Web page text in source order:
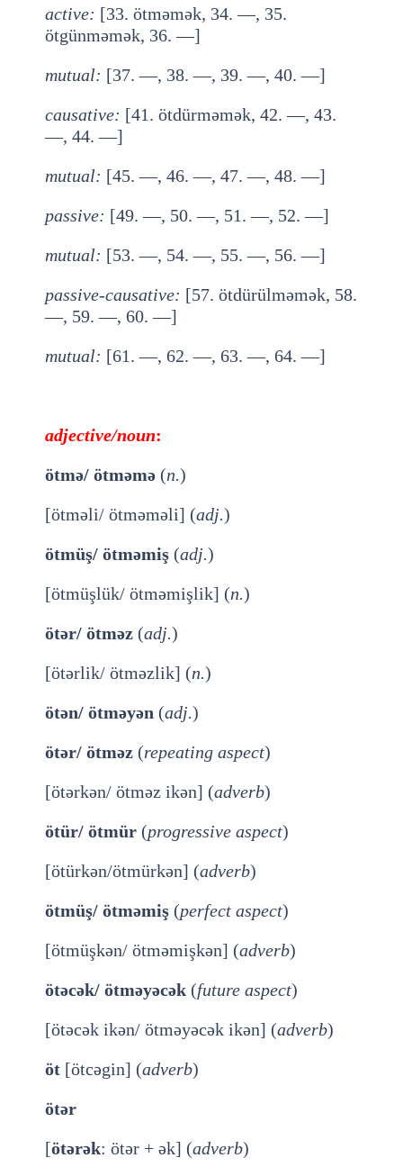
active: [33. ötməmək, 34. —, 35.
ötgünməmək, 36. —]
mutual: [37. —, 38. —, 39. —, 40. —]
causative: [41. ötdürməmək, 42. —, 43.
—, 44. —]
mutual: [45. —, 46. —, 47. —, 48. —]
passive: [49. —, 50. —, 51. —, 52. —]
mutual: [53. —, 54. —, 55. —, 56. —]
passive-causative: [57. ötdürülməmək, 58.
—, 59. —, 60. —]
mutual: [61. —, 62. —, 63. —, 64. —]
adjective/noun:
ötmə/ ötməmə (n.)
[ötməli/ ötməməli] (adj.)
ötmüş/ ötməmiş (adj.)
[ötmüşlük/ ötməmişlik] (n.)
ötər/ ötməz (adj.)
[ötərlik/ ötməzlik] (n.)
ötən/ ötməyən (adj.)
ötər/ ötməz (repeating aspect)
[ötərkən/ ötməz ikən] (adverb)
ötür/ ötmür (progressive aspect)
[ötürkən/ötmürkən] (adverb)
ötmüş/ ötməmiş (perfect aspect)
[ötmüşkən/ ötməmişkən] (adverb)
ötəcək/ ötməyəcək (future aspect)
[ötəcək ikən/ ötməyəcək ikən] (adverb)
öt [ötcəgin] (adverb)
ötər
[ötərək: ötər + ək] (adverb)